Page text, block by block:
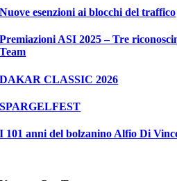
Nuove esenzioni ai blocchi del traffico
Premiazioni ASI 2025 – Tre
Team
DAKAR CLASSIC 2026
SPARGELFEST
I 101 anni del bolzanino Alfio Di